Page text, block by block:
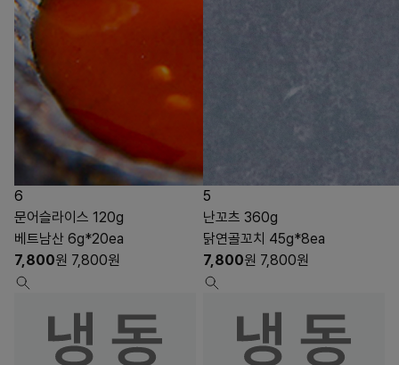
6
문어슬라이스 120g
베트남산 6g*20ea
7,800원 7,800원
5
난꼬츠 360g
닭연골꼬치 45g*8ea
7,800원 7,800원